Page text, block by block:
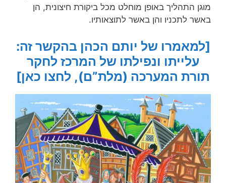
מוגן התהליך באופן מוחלט מכל ביקורת חיצונית, הן
באשר לתכניו והן באשר לתוצאותיו.
[למאמרו של יותם הכהן בהקשר זה:
עלייתו ונפילתו של המרכז לחקר
תורת המערכה (מלת”ם), לחצו כאן]